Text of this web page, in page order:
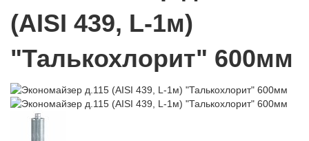
(AISI 439, L-1м)
"Талькохлорит" 600мм